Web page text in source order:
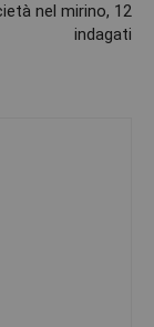
nel mirino, 12
indagati